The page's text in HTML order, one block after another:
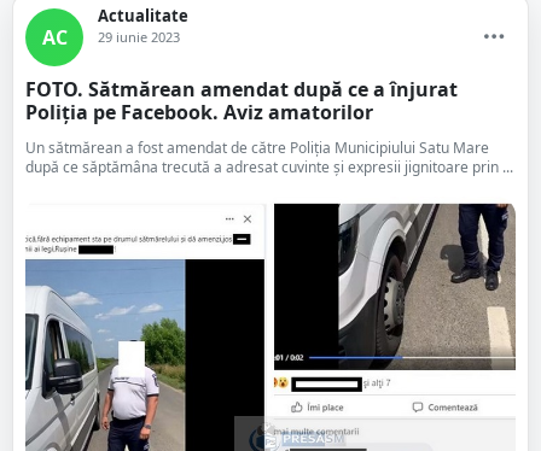
AC
Actualitate
29 iunie 2023
FOTO. Sătmărean amendat după ce a înjurat
Poliția pe Facebook. Aviz amatorilor
Un sătmărean a fost amendat de către Poliția Municipiului Satu Mare
după ce săptămâna trecută a adresat cuvinte și expresii jignitoare prin ...